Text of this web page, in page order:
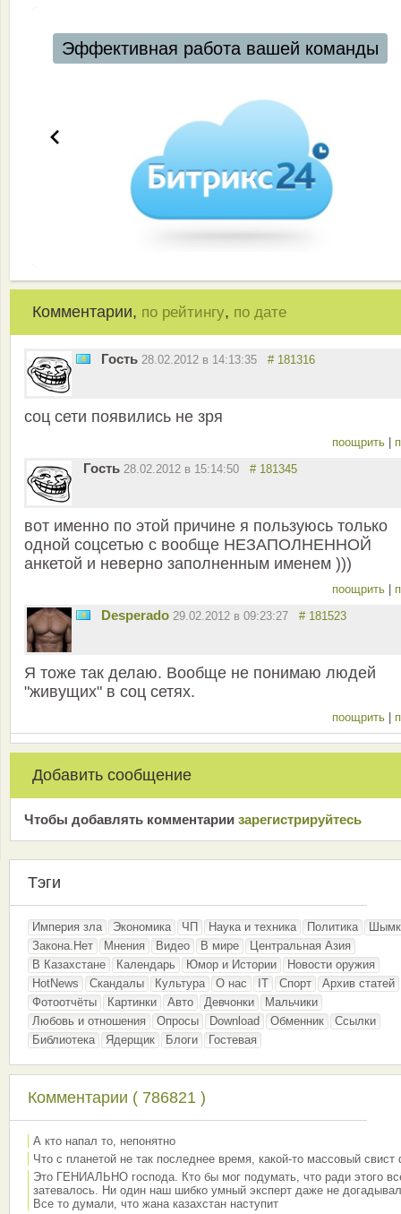
Эффективная работа вашей команды
Комментарии, по рейтингу, по дате
Гость 28.02.2012 в 14:13:35 # 181316
соц сети появились не зря
поощрить
Гость 28.02.2012 в 15:14:50 # 181345
вот именно по этой причине я пользуюсь только
одной соцсетью с вообще НЕЗАПОЛНЕННОЙ
анкетой и неверно заполненным именем )))
поощрить
Desperado 29.02.2012 в 09:23:27 # 181523
Я тоже так делаю. Вообще не понимаю людей
"живущих" в соц сетях.
поощрить
Добавить сообщение
Чтобы добавлять комментарии зарeгиcтрирyйтeсь
Тэги
Империя зла Экономика ЧП Наука и техника Политика
Закона.Нет
Мнения Видео В мире
Центральная Азия
В Казахстане
Календарь Юмор и Истории
Новости оружия
HotNews
Скандалы Культура О нас IT Спорт
Архив статей
Фотоотчёты
Картинки Авто Девчонки
Мальчики
Любовь и отношения
Опросы Download Обменник
Ссылки
Библиотека
Ядерщик Блоги Гостевая
Комментарии ( 786821 )
А кто напал то, непонятно
Что с планетой не так последнее время, какой-то массовый свист
Это ГЕНИАЛЬНО господа. Кто бы мог подумать, что ради этого
затевалось. Ни один наш шибко умный эксперт даже не
Все то думали, что жана казахстан наступит